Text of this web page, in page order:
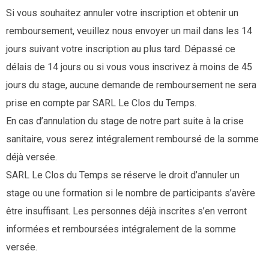
Si vous souhaitez annuler votre inscription et obtenir un
remboursement, veuillez nous envoyer un mail dans les 14
jours suivant votre inscription au plus tard. Dépassé ce
délais de 14 jours ou si vous vous inscrivez à moins de 45
jours du stage, aucune demande de remboursement ne sera
prise en compte par SARL Le Clos du Temps.
En cas d’annulation du stage de notre part suite à la crise
sanitaire, vous serez intégralement remboursé de la somme
déjà versée.
SARL Le Clos du Temps se réserve le droit d’annuler un
stage ou une formation si le nombre de participants s’avère
être insuffisant. Les personnes déjà inscrites s’en verront
informées et remboursées intégralement de la somme
versée.